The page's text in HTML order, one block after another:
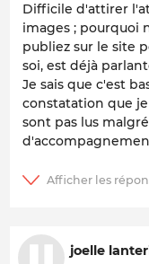
Difficile d'attirer
images ; pourquoi
publiez sur le site
soi, est déjà
Je sais que c'est
constatation que
sont pas lus
joelle